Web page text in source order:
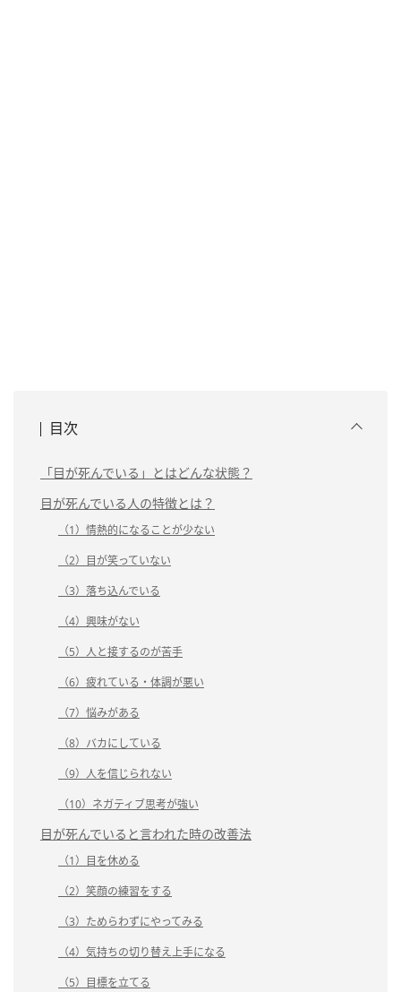
目次
「目が死んでいる」とはどんな状態？
目が死んでいる人の特徴とは？
（1）情熱的になることが少ない
（2）目が笑っていない
（3）落ち込んでいる
（4）興味がない
（5）人と接するのが苦手
（6）疲れている・体調が悪い
（7）悩みがある
（8）バカにしている
（9）人を信じられない
（10）ネガティブ思考が強い
目が死んでいると言われた時の改善法
（1）目を休める
（2）笑顔の練習をする
（3）ためらわずにやってみる
（4）気持ちの切り替え上手になる
（5）目標を立てる